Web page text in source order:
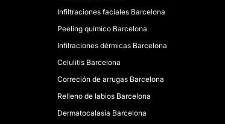
Infiltraciones faciales Barcelona
Peeling químico Barcelona
Infilraciones dérmicas Barcelona
Celulitis Barcelona
Correción de arrugas Barcelona
Relleno de labios Barcelona
Dermatocalasia Barcelona